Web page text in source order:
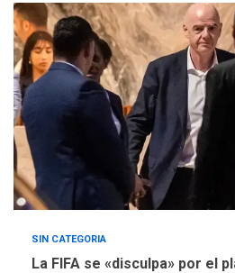
5
Concejo
Mariño
de
de Ley de
SIN CATEGORIA
La FIFA se «disculpa» por el